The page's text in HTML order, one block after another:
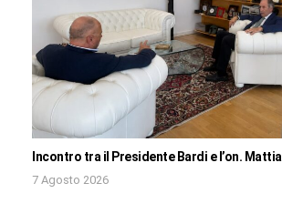
Incontro tra il Presidente Bardi e l’on. Mattia
7 Agosto 2026